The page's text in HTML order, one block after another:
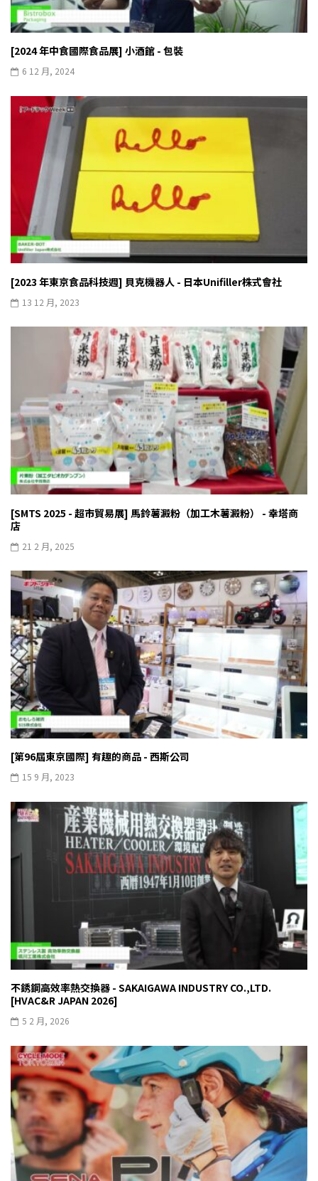
[2024 年中食國際食品展] 小酒館 - 包裝
6 12 月, 2024
[2023 年東京食品科技週] 貝克機器人 - 日本Unifiller株式會社
13 12 月, 2023
[SMTS 2025 - 超市貿易展] 馬鈴薯澱粉（加工木薯澱粉） - 幸塔商
店
21 2 月, 2025
[第96屆東京國際] 有趣的商品 - 西斯公司
15 9 月, 2023
不銹鋼高效率熱交換器 - SAKAIGAWA INDUSTRY CO.,LTD.
[HVAC&R JAPAN 2026]
5 2 月, 2026